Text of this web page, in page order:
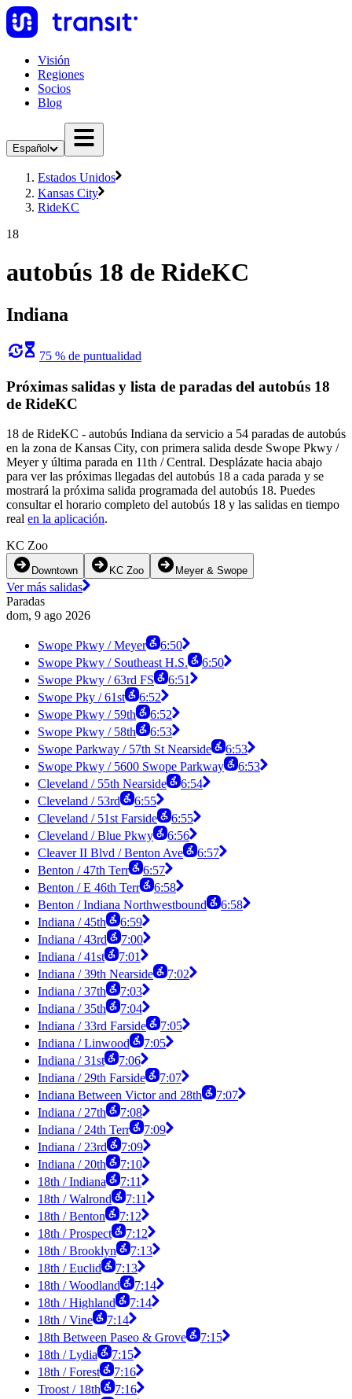
Visión
Regiones
Socios
Blog
Español
Estados Unidos
Kansas City
RideKC
18
autobús 18 de RideKC
Indiana
75 % de puntualidad
Próximas salidas y lista de paradas del autobús 18
de RideKC
18 de RideKC - autobús Indiana da servicio a 54 paradas de autobús
en la zona de Kansas City, con primera salida desde Swope Pkwy /
Meyer y última parada en 11th / Central. Desplázate hacia abajo
para ver las próximas llegadas del autobús 18 a cada parada y se
mostrará la próxima salida programada del autobús 18. Puedes
consultar el horario completo del autobús 18 y las salidas en tiempo
real en la aplicación.
KC Zoo
Downtown KC Zoo Meyer & Swope
Ver más salidas
Paradas
dom, 9 ago 2026
Swope Pkwy / Meyer
6:50
Swope Pkwy / Southeast H.S.
6:50
Swope Pkwy / 63rd FS
6:51
Swope Pky / 61st
6:52
Swope Pkwy / 59th
6:52
Swope Pkwy / 58th
6:53
Swope Parkway / 57th St Nearside
6:53
Swope Pkwy / 5600 Swope Parkway
6:53
Cleveland / 55th Nearside
6:54
Cleveland / 53rd
6:55
Cleveland / 51st Farside
6:55
Cleveland / Blue Pkwy
6:56
Cleaver II Blvd / Benton Ave
6:57
Benton / 47th Terr
6:57
Benton / E 46th Terr
6:58
Benton / Indiana Northwestbound
6:58
Indiana / 45th
6:59
Indiana / 43rd
7:00
Indiana / 41st
7:01
Indiana / 39th Nearside
7:02
Indiana / 37th
7:03
Indiana / 35th
7:04
Indiana / 33rd Farside
7:05
Indiana / Linwood
7:05
Indiana / 31st
7:06
Indiana / 29th Farside
7:07
Indiana Between Victor and 28th
7:07
Indiana / 27th
7:08
Indiana / 24th Terr
7:09
Indiana / 23rd
7:09
Indiana / 20th
7:10
18th / Indiana
7:11
18th / Walrond
7:11
18th / Benton
7:12
18th / Prospect
7:12
18th / Brooklyn
7:13
18th / Euclid
7:13
18th / Woodland
7:14
18th / Highland
7:14
18th / Vine
7:14
18th Between Paseo & Grove
7:15
18th / Lydia
7:15
18th / Forest
7:16
Troost / 18th
7:16